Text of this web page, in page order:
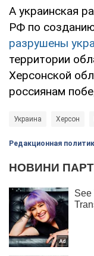
А украинская
РФ по
разрушены
территории
Херсонской
россиянам
Украина Херсон
Редакционная